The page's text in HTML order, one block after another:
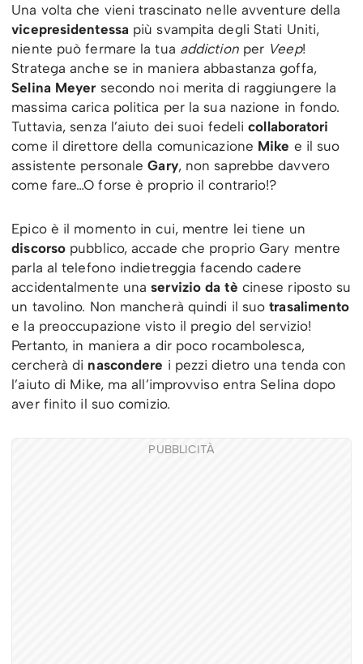
Una volta che vieni trascinato nelle avventure della
vicepresidentessa più svampita degli Stati Uniti,
niente può fermare la tua addictionper Veep!
Stratega anche se in maniera abbastanza goffa,
Selina Meyersecondo noi merita di raggiungere la
massima carica politica per la sua nazione in fondo.
Tuttavia, senza l’aiuto dei suoi fedelicollaboratori
come il direttore della comunicazione Mike e il suo
assistente personaleGary, non saprebbe davvero
come fare…O forse è proprio il contrario!?
Epico è il momento in cui, mentre lei tiene un
discorso pubblico, accade che proprio Gary mentre
parla al telefono indietreggia facendo cadere
accidentalmente unaservizio da tè cinese riposto su
un tavolino. Non mancherà quindi il suotrasalimento
e la preoccupazione visto il pregio del servizio!
Pertanto, in maniera a dir poco rocambolesca,
cercherà di nascondere i pezzi dietro una tenda con
l’aiuto di Mike, ma all’improvviso entra Selina dopo
aver finito il suo comizio.
PUBBLICITÀ